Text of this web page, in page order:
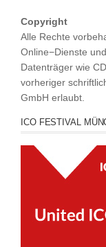
Copyright
Alle Rechte
Online−Dienste
Datenträger wie
vorheriger
GmbH erlaubt.
ICO FESTIVAL